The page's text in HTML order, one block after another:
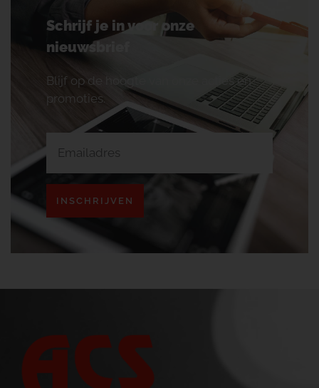
Schrijf je in voor onze
nieuwsbrief
Blijf op de hoogte van onze acties en
promoties.
INSCHRIJVEN